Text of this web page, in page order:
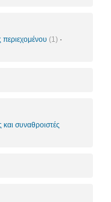
περιεχομένου (1) ·
και συναθροιστές